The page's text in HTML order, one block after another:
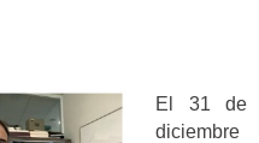
El 31 de
diciembre